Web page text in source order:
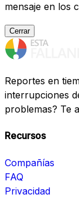
mensaje en los
Cerrar
Reportes en
interrupciones
problemas? Te
Recursos
Compañías
FAQ
Privacidad